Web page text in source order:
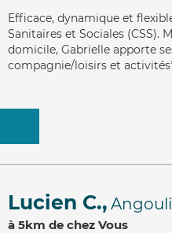
Efficace, dynamique et
Sanitaires et Sociales (CSS).
domicile, Gabrielle apporte
compagnie/loisirs et
Lucien C.,
à 5km de chez Vous